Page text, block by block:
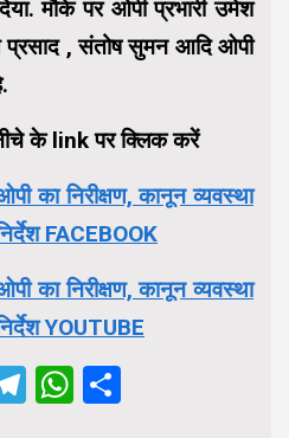
मौके पर ओपी प्रभारी उमेश
, संतोष सुमन आदि ओपी
के link पर क्लिक करें
का निरीक्षण, कानून व्यवस्था
FACEBOOK
का निरीक्षण, कानून व्यवस्था
YOUTUBE
Telegram
WhatsApp